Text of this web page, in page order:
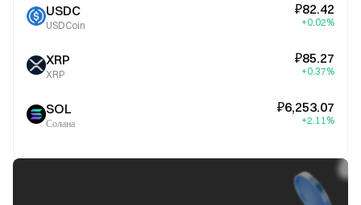
USDC
USDCoin
₽82.42
+0.02%
XRP
XRP
₽85.27
+0.37%
SOL
Солана
₽6,253.07
+2.11%